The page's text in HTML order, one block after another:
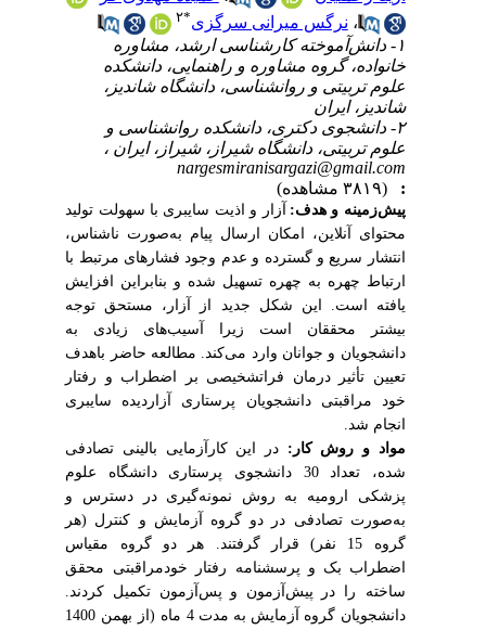
،نرگس میرانی سرگزی ۲
۱- دانش‌آموخته کارشناسی ارشد، مشاوره
خانواده، گروه مشاوره و راهنمایی، دانشکده
علوم تربیتی و روانشناسی، دانشگاه شاندیز،
شاندیز، ایران
۲- دانشجوی دکتری، دانشکده روانشناسی و
علوم تربیتی، دانشگاه شیراز، شیراز، ایران ،
nargesmiranisargazi@gmail.com
پیش‌زمینه و هدف: آزار و اذیت سایبری با سهولت تولید
محتوای آنلاین، امکان ارسال پیام به‌صورت ناشناس،
انتشار سریع و گسترده و عدم وجود فشارهای مرتبط با
ارتباط چهره به چهره تسهیل شده و بنابراین افزایش
یافته است. این شکل جدید از آزار، مستحق توجه
بیشتر
محققان است زیرا آسیب‌های زیادی به
دانشجویان و جوانان وارد می‌کند.مطالعهحاضر باهدف
تعیین تأثیر درمان فراتشخیصی بر اضطراب و رفتار
خود مراقبتی دانشجویان پرستاری آزاردیده سایبری
انجام شد.
مواد و روش کار:در این کارآزمایی بالینی تصادفی
شده،
تعداد 30 دانشجوی پرستاری دانشگاه علوم
پزشکی ارومیه به روش نمونه‌گیری در دسترس و
به‌صورت تصادفی در دو گروه آزمایش و کنترل (هر
گروه 15 نفر) قرار گرفتند. هر دو گروه
مقیاس
اضطراب بک و پرسشنامه رفتار خودمراقبتی محقق
ساخته را
در پیش‌آزمون و پس‌آزمون تکمیل کردند.
دانشجویان گروه آزمایش به مدت
4 ماه (از بهمن 1400